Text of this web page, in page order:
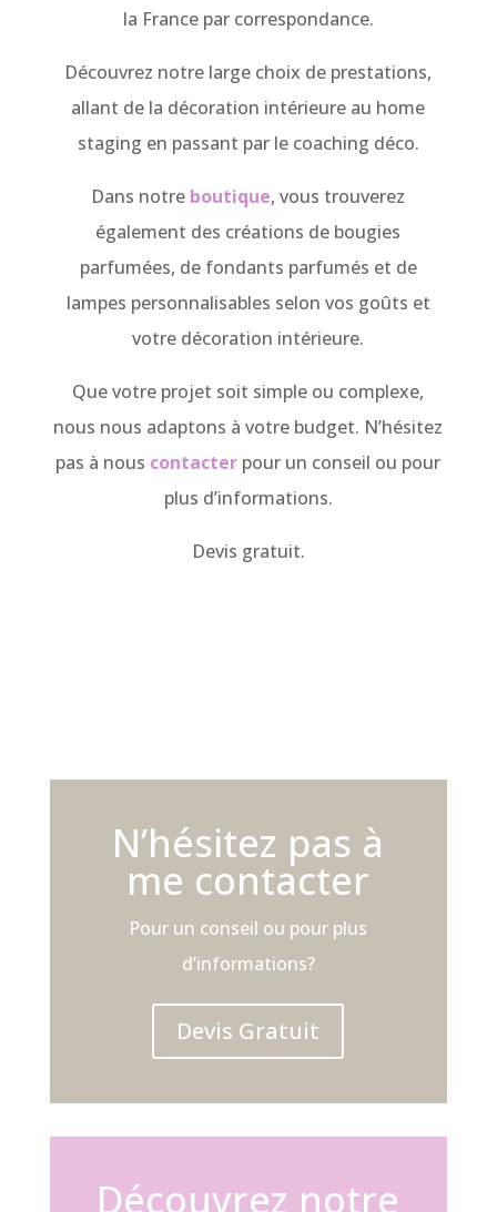
la France par correspondance.
Découvrez notre large choix de prestations,
allant de la décoration intérieure au home
staging en passant par le coaching déco.
Dans notre boutique, vous trouverez
également des créations de bougies
parfumées, de fondants parfumés et de
lampes personnalisables selon vos goûts et
votre décoration intérieure.
Que votre projet soit simple ou complexe,
nous nous adaptons à votre budget. N’hésitez
pas à nous contacter pour un conseil ou pour
plus d’informations.
Devis gratuit.
N’hésitez pas à
me contacter
Pour un conseil ou pour plus
d’informations?
Devis Gratuit
Découvrez notre